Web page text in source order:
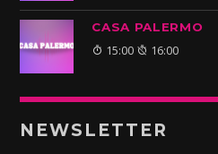
CASA PALERMO
15:00 16:00
NEWSLETTER